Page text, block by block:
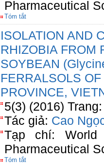
Pharmaceutical
Tóm tắt
ISOLATION AND
RHIZOBIA FROM
SOYBEAN
FERRALSOLS
PROVINCE,
5(3) (2016)
Tác giả: Cao
Tạp chí: World
Pharmaceutical
Tóm tắt